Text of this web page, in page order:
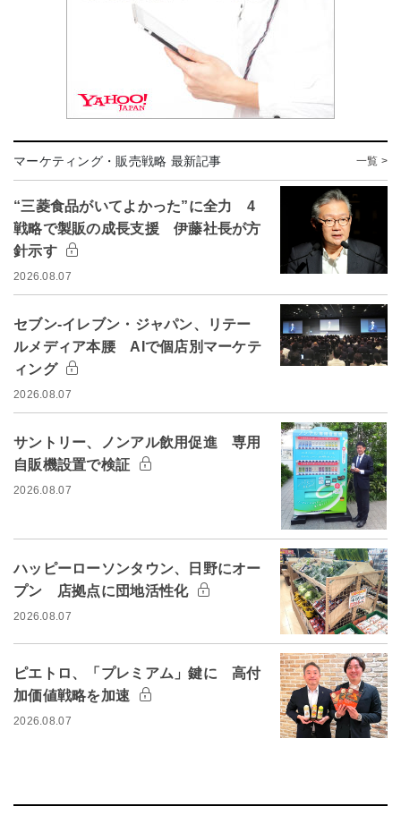
マーケティング・販売戦略 最新記事 一覧 >
“三菱食品がいてよかった”に全力 4
戦略で製販の成長支援 伊藤社長が方
針示す
2026.08.07
セブン-イレブン・ジャパン、リテー
ルメディア本腰 AIで個店別マーケテ
ィング
2026.08.07
サントリー、ノンアル飲用促進 専用
自販機設置で検証
2026.08.07
ハッピーローソンタウン、日野にオー
プン 店拠点に団地活性化
2026.08.07
ピエトロ、「プレミアム」鍵に 高付
加価値戦略を加速
2026.08.07